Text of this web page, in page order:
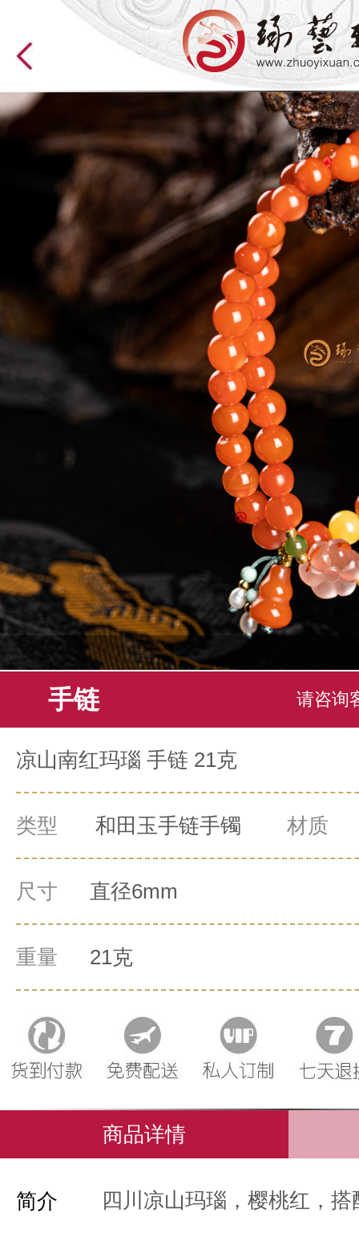
手链 请咨询
凉山南红玛瑙 手链 21克
类型 和田玉手链手镯 材质
0
尺寸 直径6mm
重量 21克
商品详情
简介 四川凉山玛瑙，樱桃红，